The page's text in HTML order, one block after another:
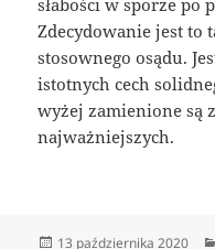
słabości w sporze
Zdecydowanie jest to
stosownego osądu.
istotnych cech
wyżej zamienione są
najważniejszych.
Data
13 października 2020